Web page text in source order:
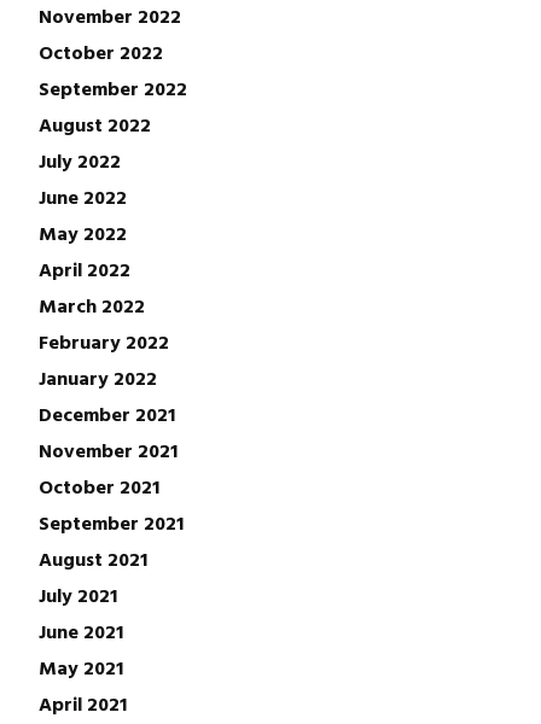
November 2022
October 2022
September 2022
August 2022
July 2022
June 2022
May 2022
April 2022
March 2022
February 2022
January 2022
December 2021
November 2021
October 2021
September 2021
August 2021
July 2021
June 2021
May 2021
April 2021